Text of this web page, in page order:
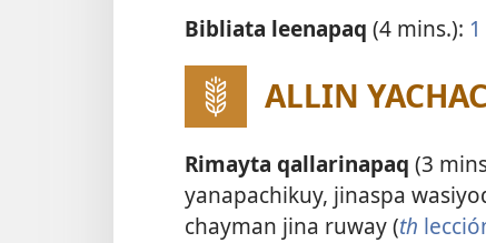
Bibliata leenapaq (4 mins.):
ALLIN
Rimayta qallarinapaq (3
yanapachikuy, jinaspa
chayman jina ruway (th